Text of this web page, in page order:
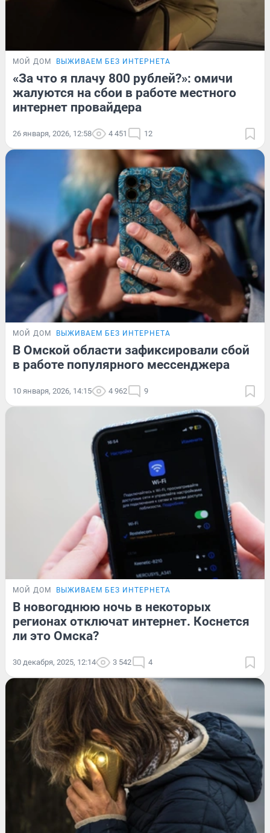
МОЙ ДОМ ВЫЖИВАЕМ БЕЗ ИНТЕРНЕТА
«За что я плачу 800 рублей?»: омичи
жалуются на сбои в работе местного
интернет провайдера
26 января, 2026, 12:58 4 451 12
МОЙ ДОМ ВЫЖИВАЕМ БЕЗ ИНТЕРНЕТА
В Омской области зафиксировали сбой
в работе популярного мессенджера
10 января, 2026, 14:15 4 962 9
МОЙ ДОМ ВЫЖИВАЕМ БЕЗ ИНТЕРНЕТА
В новогоднюю ночь в некоторых
регионах отключат интернет. Коснется
ли это Омска?
30 декабря, 2025, 12:14 3 542 4